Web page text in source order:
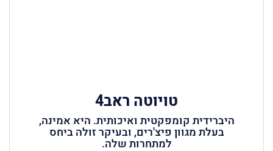
טויוטה ראב4
היברידית קומפקטית ואיכותית. היא אמינה,
בעלת מגוון פיצ'רים, ובעיקר זולה ביחס
למתחרות שלה.